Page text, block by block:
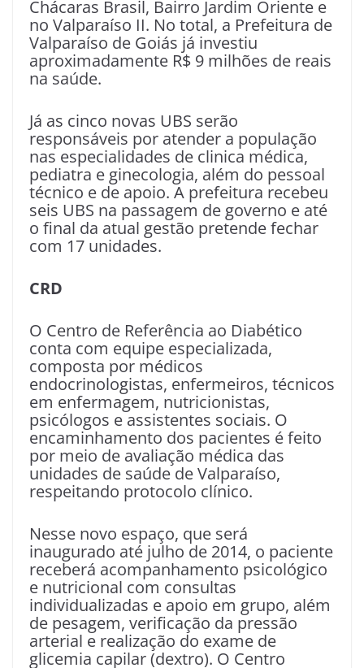
Chácaras Brasil, Bairro Jardim Oriente e
no Valparaíso II. No total, a Prefeitura de
Valparaíso de Goiás já investiu
aproximadamente R$ 9 milhões de reais
na saúde.
Já as cinco novas UBS serão
responsáveis por atender a população
nas especialidades de clinica médica,
pediatra e ginecologia, além do pessoal
técnico e de apoio. A prefeitura recebeu
seis UBS na passagem de governo e até
o final da atual gestão pretende fechar
com 17 unidades.
CRD
O Centro de Referência ao Diabético
conta com equipe especializada,
composta por médicos
endocrinologistas, enfermeiros, técnicos
em enfermagem, nutricionistas,
psicólogos e assistentes sociais. O
encaminhamento dos pacientes é feito
por meio de avaliação médica das
unidades de saúde de Valparaíso,
respeitando protocolo clínico.
Nesse novo espaço, que será
inaugurado até julho de 2014, o paciente
receberá acompanhamento psicológico
e nutricional com consultas
individualizadas e apoio em grupo, além
de pesagem, verificação da pressão
arterial e realização do exame de
glicemia capilar (dextro). O Centro